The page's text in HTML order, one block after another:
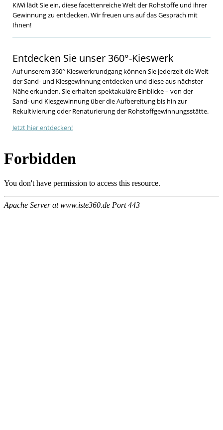
KiWi lädt Sie ein, diese facettenreiche Welt der Rohstoffe und ihrer
Gewinnung zu entdecken. Wir freuen uns auf das Gespräch mit
Ihnen!
Entdecken Sie unser 360°-Kieswerk
Auf unserem 360° Kieswerkrundgang können Sie jederzeit die Welt
der Sand- und Kiesgewinnung entdecken und diese aus nächster
Nähe erkunden. Sie erhalten spektakuläre Einblicke – von der
Sand- und Kiesgewinnung über die Aufbereitung bis hin zur
Rekultivierung oder Renaturierung der Rohstoffgewinnungsstätte.
Jetzt hier entdecken!